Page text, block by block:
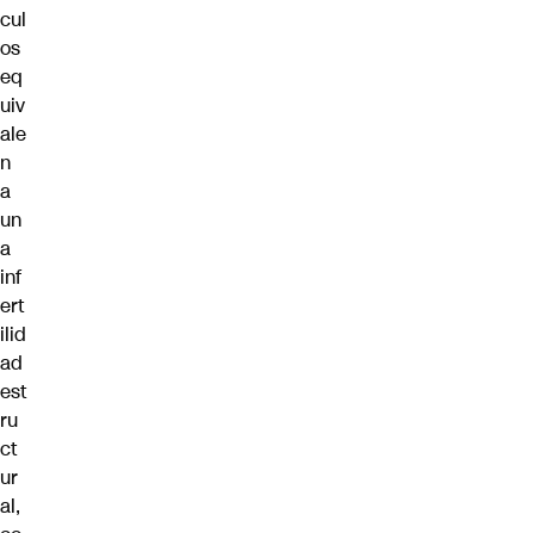
cul
os
eq
uiv
ale
n
a
un
a
inf
ert
ilid
ad
est
ru
ct
ur
al,